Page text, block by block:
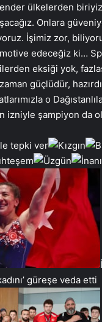
ülkelerden
Onlara
İşimiz zor,
motive edeceğiz ki…
eksiği yok,
güçlüdür,
o
izniyle şampiyon da
tepki ver
güreşe veda etti